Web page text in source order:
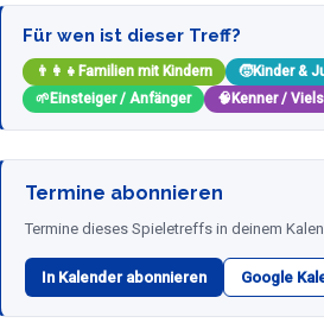
Für wen ist dieser Treff?
👨‍👩‍👧 Familien mit Kindern 🧒Kinder &
🌱 Einsteiger / Anfänger 🧠 Kenner /
Termine abonnieren
Termine dieses Spieletreffs in deinem
In Kalender abonnieren Google